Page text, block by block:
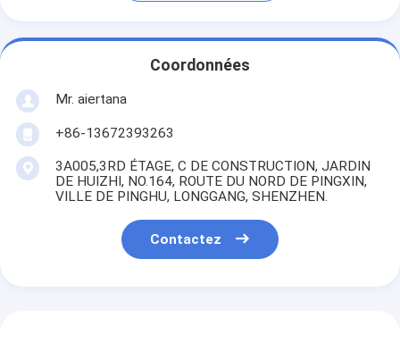
Coordonnées
Mr. aiertana
+86-13672393263
3A005,3RD ÉTAGE, C DE CONSTRUCTION, JARDIN
DE HUIZHI, NO.164, ROUTE DU NORD DE PINGXIN,
VILLE DE PINGHU, LONGGANG, SHENZHEN.
Contactez